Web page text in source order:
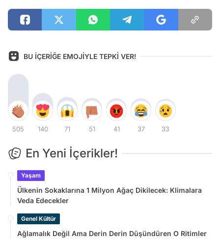
BU İÇERİĞE EMOJİYLE TEPKİ VER!
505 140 71 51 41 37 33
En Yeni İçerikler!
Yaşam
Ülkenin Sokaklarına 1 Milyon Ağaç Dikilecek: Klimalara
Veda Edecekler
Genel Kültür
Ağlamalık Değil Ama Derin Derin Düşündüren O Ritimler